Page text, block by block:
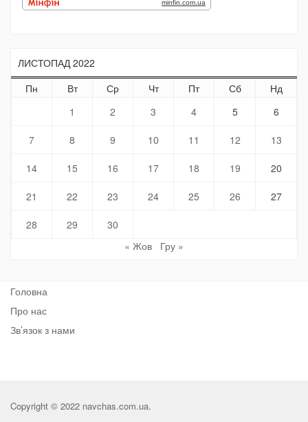
ЛИСТОПАД 2022
Пн
Вт Ср Чт Пт Сб
Нд
1
2 3 4 5 6
7 8 9 10 11 12 13
14 15 16 17 18 19 20
21 22 23 24 25 26 27
28 29
30
« Жов
Гру »
Головна
Про нас
Зв’язок з нами
Copyright © 2022 navchas.com.ua.